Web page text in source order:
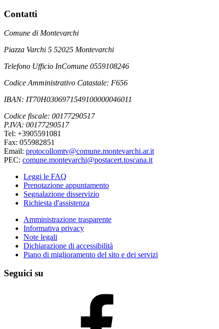
Contatti
Comune di Montevarchi
Piazza Varchi 5 52025 Montevarchi
Telefono Ufficio InComune 0559108246
Codice Amministrativo Catastale: F656
IBAN: IT70H0306971549100000046011
Codice fiscale: 00177290517
P.IVA: 00177290517
Tel: +3905591081
Fax: 055982851
Email: protocollomtv@comune.montevarchi.ar.it
PEC: comune.montevarchi@postacert.toscana.it
Leggi le FAQ
Prenotazione appuntamento
Segnalazione disservizio
Richiesta d'assistenza
Amministrazione trasparente
Informativa privacy
Note legali
Dichiarazione di accessibilità
Piano di miglioramento del sito e dei servizi
Seguici su